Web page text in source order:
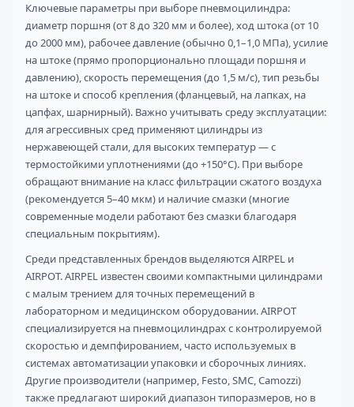
Ключевые параметры при выборе пневмоцилиндра:
диаметр поршня (от 8 до 320 мм и более), ход штока (от 10
до 2000 мм), рабочее давление (обычно 0,1–1,0 МПа), усилие
на штоке (прямо пропорционально площади поршня и
давлению), скорость перемещения (до 1,5 м/с), тип резьбы
на штоке и способ крепления (фланцевый, на лапках, на
цапфах, шарнирный). Важно учитывать среду эксплуатации:
для агрессивных сред применяют цилиндры из
нержавеющей стали, для высоких температур — с
термостойкими уплотнениями (до +150°C). При выборе
обращают внимание на класс фильтрации сжатого воздуха
(рекомендуется 5–40 мкм) и наличие смазки (многие
современные модели работают без смазки благодаря
специальным покрытиям).
Среди представленных брендов выделяются AIRPEL и
AIRPOT. AIRPEL известен своими компактными цилиндрами
с малым трением для точных перемещений в
лабораторном и медицинском оборудовании. AIRPOT
специализируется на пневмоцилиндрах с контролируемой
скоростью и демпфированием, часто используемых в
системах автоматизации упаковки и сборочных линиях.
Другие производители (например, Festo, SMC, Camozzi)
также предлагают широкий диапазон типоразмеров, но в